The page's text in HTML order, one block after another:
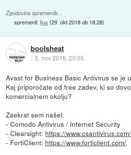
Zgodovina sprememb…
spremenil: Ijus (29. okt 2018 ob 18:28)
boolsheat
::5. nov 2018, 20:05
Avast for Business Basic Antivirus se je
Kaj priporočate od free zadev, ki so
komercialnem okolju?
Zaekrat sem našel:
- Comodo Antivirus / Internet Security
- Clearsight: https://www.csantivirus.com/
- FortiClient: https://www.forticlient.com/